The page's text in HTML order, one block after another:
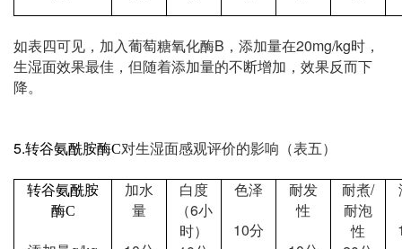
如表四可见，加入葡萄糖氧化酶B ，添加量在20mg/kg时，
生湿面效果最佳，但随着添加量的不断增加，效果反而下
降。
5.转谷氨酰胺酶C对生湿面感观评价的影响（表五）
转谷氨酰胺
酶C
加水
量
白度
（6小
时）
色泽
10分
耐发
性
耐煮/
耐泡
性